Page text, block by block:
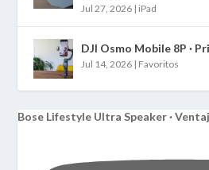
Jul 27, 2026 | iPad
DJI Osmo Mobile 8P ·
Jul 14, 2026 | Favoritos
Bose Lifestyle Ultra Speaker ·